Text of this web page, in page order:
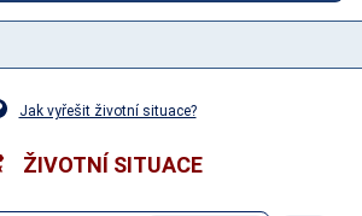
Jak vyřešit životní situace?
ŽIVOTNÍ SITUACE